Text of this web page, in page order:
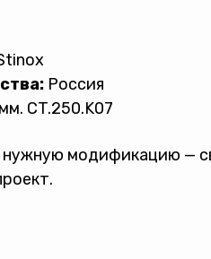
Россия
CT.250.K07
модификацию —